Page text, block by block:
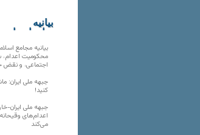
بیانیه
سازمان‌های
بیانیه مجامع
محکومیت
اجتماعی، و نقض
جبهه ملی ایران:
کنید!
جبهه ملی ایران-
اعدام‌های
می‌کند